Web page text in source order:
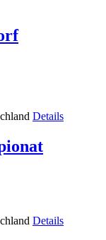
Details
Details